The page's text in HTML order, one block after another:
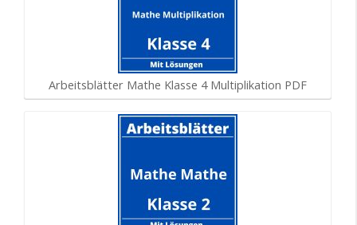
Arbeitsblätter Mathe Klasse 4 Multiplikation PDF